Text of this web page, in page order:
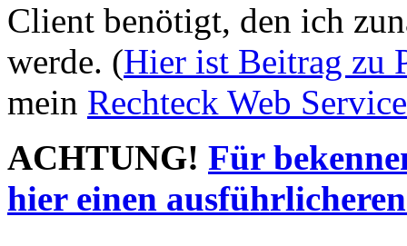
Client benötigt, den ich
werde. (Hier ist Beitrag zu
mein Rechteck Web Service
ACHTUNG! Für
hier einen